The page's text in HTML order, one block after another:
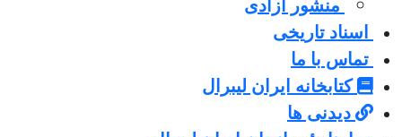
منشور آزادی
اسناد تاریخی
تماس با ما
کتابخانه ایران لیبرال
دیدنی ها